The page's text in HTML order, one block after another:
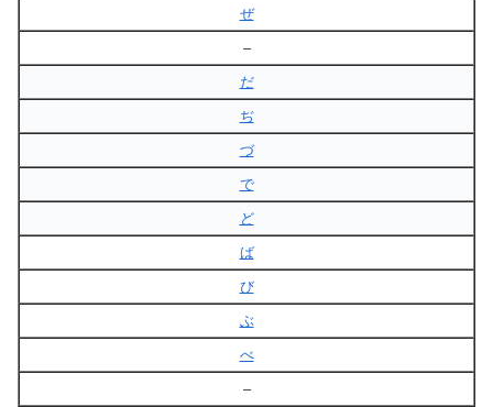
ぜ
–
だ
ぢ
づ
で
ど
ば
び
ぶ
べ
–